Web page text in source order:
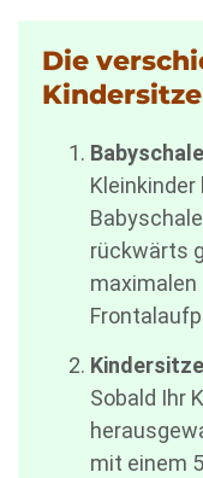
Die
rückwärts
maximalen
Sobald Ihr
mit einem